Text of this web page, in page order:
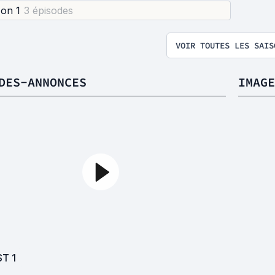
1 3 épisodes
VOIR TOUTES LES
ANNONCES
1